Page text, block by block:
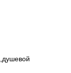
душевой